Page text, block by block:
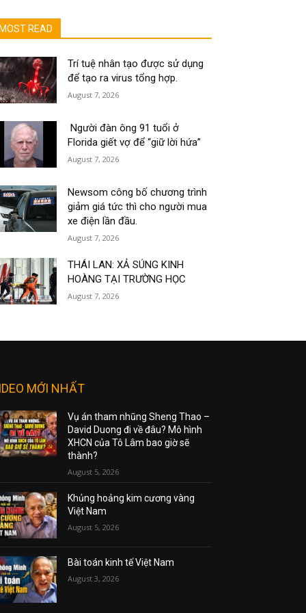
MOST READ
Trí tuệ nhân tạo được sử dụng
để tạo ra virus tổng hợp.
August 7, 2026
Người đàn ông 91 tuổi ở
Florida giết vợ để “giữ lời hứa”
August 7, 2026
Newsom công bố chương trình
giảm giá tức thì cho người mua
xe điện lần đầu.
August 7, 2026
THÁI LAN: XẢ SÚNG KINH
HOÀNG TẠI TRƯỜNG HỌC
August 7, 2026
MỚI NHẤT
Vụ án tham nhũng Sheng Thao –
David Duong đi về đâu? Mô hình
XHCN của Tô Lâm bao giờ sẽ
thành?
August 5, 2026
Khủng hoảng kim cương vàng
Việt Nam
August 5, 2026
Bài toán kinh tế Việt Nam
August 3, 2026